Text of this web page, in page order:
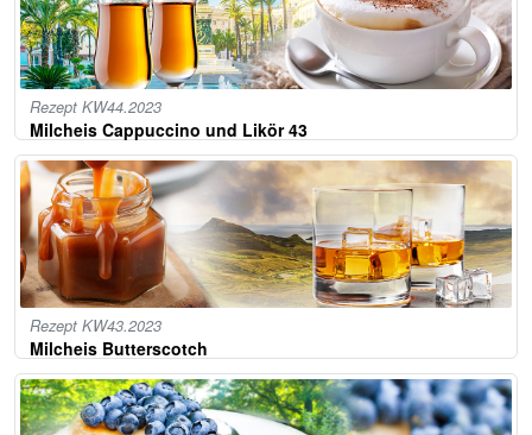
Rezept KW44.2023
Milcheis Cappuccino und Likör 43
Rezept KW43.2023
Milcheis Butterscotch